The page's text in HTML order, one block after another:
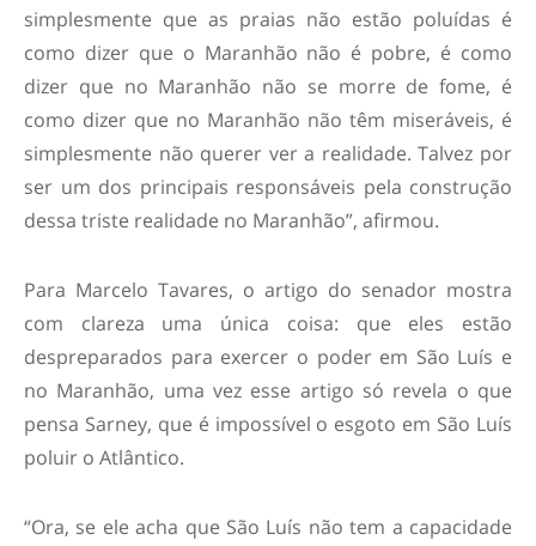
simplesmente que as praias não estão poluídas é
como dizer que o Maranhão não é pobre, é como
dizer que no Maranhão não se morre de fome, é
como dizer que no Maranhão não têm miseráveis, é
simplesmente não querer ver a realidade. Talvez por
ser um dos principais responsáveis pela construção
dessa triste realidade no Maranhão”, afirmou.
Para Marcelo Tavares, o artigo do senador mostra
com clareza uma única coisa: que eles estão
despreparados para exercer o poder em São Luís e
no Maranhão, uma vez esse artigo só revela o que
pensa Sarney, que é impossível o esgoto em São Luís
poluir o Atlântico.
“Ora, se ele acha que São Luís não tem a capacidade